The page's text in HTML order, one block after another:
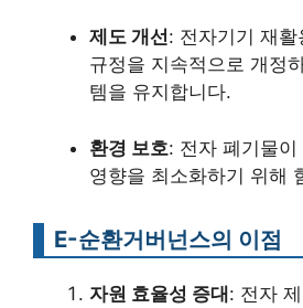
제도 개선: 전자기기 재
규정을 지속적으로 개정
템을 유지합니다.
환경 보호: 전자 폐기물
영향을 최소화하기 위해
E-순환거버넌스의 이점
자원 효율성 증대: 전자